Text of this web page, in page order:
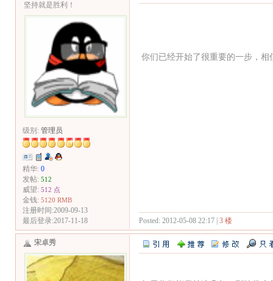
坚持就是胜利！
级别: 管理员
精华: 0
发帖: 512
威望: 512 点
金钱: 5120 RMB
注册时间:2009-09-13
最后登录:2017-11-18
你们已经开始了很重要的一步，
Posted: 2012-05-08 22:17 | 3 楼
宋卓秀